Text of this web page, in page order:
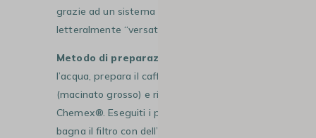
grazie ad un sistema di “pour-over”,
letteralmente “versato sopra”.
Metodo di preparazione
l’acqua, prepara il caffè macinato
(macinato grosso) e riponi il filtro nella
Chemex®. Eseguiti i passaggi precedenti,
bagna il filtro con dell’acqua calda, getta